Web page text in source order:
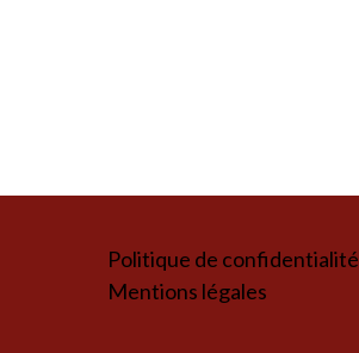
Politique de confidentialité
Mentions légales